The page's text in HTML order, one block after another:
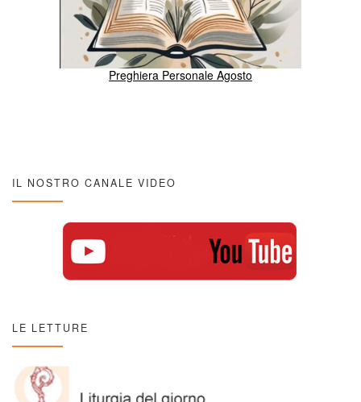
Preghiera Personale Agosto
IL NOSTRO CANALE VIDEO
LE LETTURE